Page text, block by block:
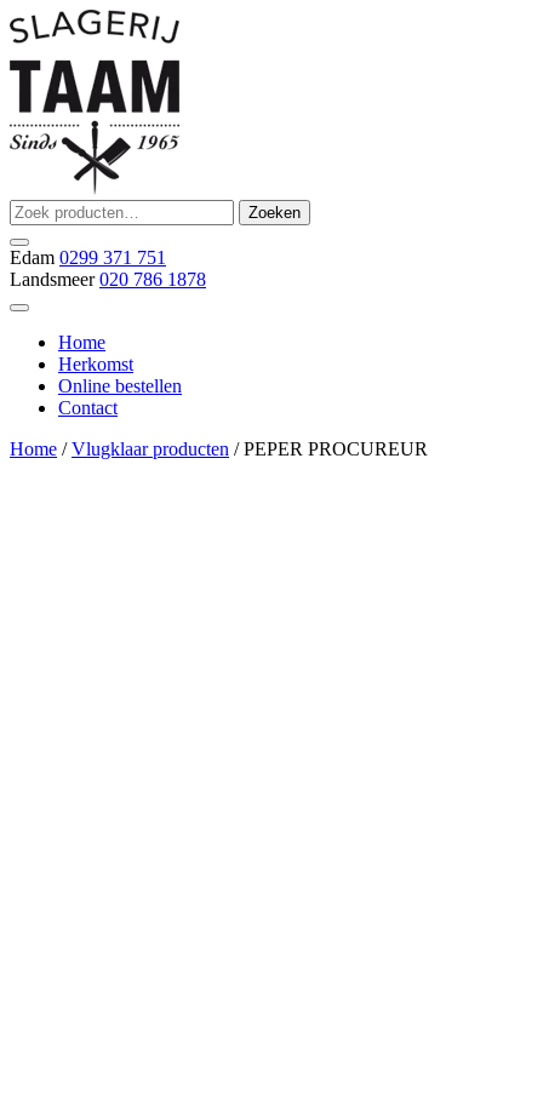
Ga
naar
de
inhoud
Slagerij Taam
slager
Zoeken
naar:
Zoeken
Edam 0299 371 751
Landsmeer 020 786 1878
Home
Herkomst
Online bestellen
Contact
Home /Vlugklaar producten / PEPER PROCUREUR